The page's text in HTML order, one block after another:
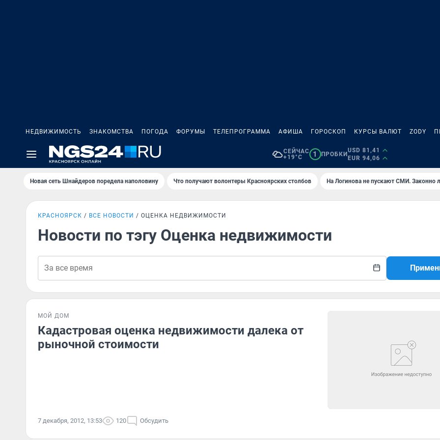
НЕДВИЖИМОСТЬ ЗНАКОМСТВА ПОГОДА ФОРУМЫ ТЕЛЕПРОГРАММА АФИША ГОРОСКОП КУРСЫ ВАЛЮТ ZODY
СЕЙЧАС
+19°C
1 ПРОБКИ
USD 81,41
EUR 94,06
Новая сеть Шнайдеров поредела наполовину Что получают волонтеры Красноярских столбов На Логинова не пускают СМИ. Законно
КРАСНОЯРСК ВСЕ НОВОСТИ ОЦЕНКА НЕДВИЖИМОСТИ
Новости по тэгу Оценка недвижимости
МОЙ ДОМ
Кадастровая оценка недвижимости далека от
рыночной стоимости
7 декабря, 2012, 13:53 120 Обсудить